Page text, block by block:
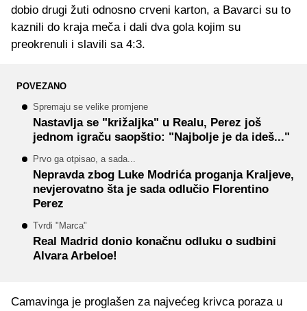
dobio drugi žuti odnosno crveni karton, a Bavarci su to
kaznili do kraja meča i dali dva gola kojim su
preokrenuli i slavili sa 4:3.
POVEZANO
Spremaju se velike promjene
Nastavlja se "križaljka" u Realu, Perez još
jednom igraču saopštio: "Najbolje je da ideš..."
Prvo ga otpisao, a sada...
Nepravda zbog Luke Modrića proganja Kraljeve,
nevjerovatno šta je sada odlučio Florentino
Perez
Tvrdi "Marca"
Real Madrid donio konačnu odluku o sudbini
Alvara Arbeloe!
Camavinga je proglašen za najvećeg krivca poraza u